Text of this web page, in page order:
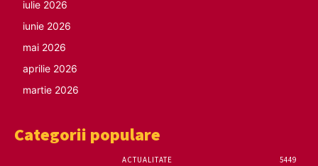
iulie 2026
iunie 2026
mai 2026
aprilie 2026
martie 2026
Categorii populare
ACTUALITATE
5449